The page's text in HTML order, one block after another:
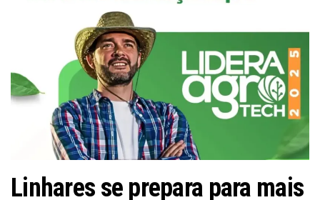
Linhares se prepara para mais